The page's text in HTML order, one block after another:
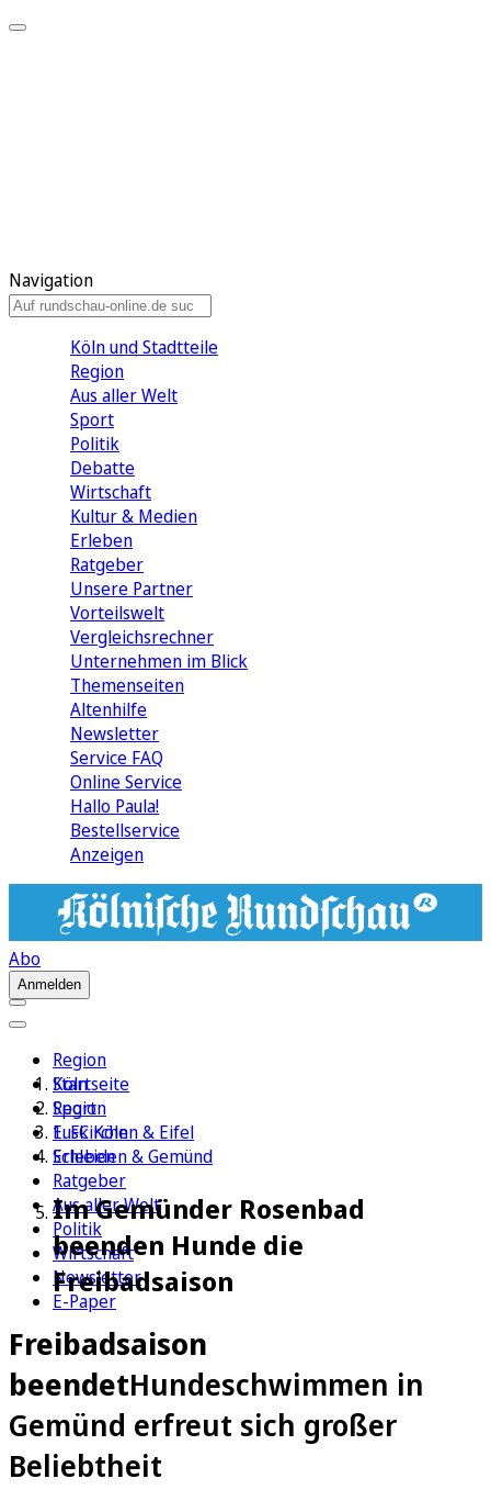
Navigation
Köln und Stadtteile
Region
Aus aller Welt
Sport
Politik
Debatte
Wirtschaft
Kultur & Medien
Erleben
Ratgeber
Unsere Partner
Vorteilswelt
Vergleichsrechner
Unternehmen im Blick
Themenseiten
Altenhilfe
Newsletter
Service FAQ
Online Service
Hallo Paula!
Bestellservice
Anzeigen
Abo
Anmelden
Region
Köln
Sport
1. FC Köln
Erleben
Ratgeber
Aus aller Welt
Politik
Wirtschaft
Newsletter
E-Paper
Startseite
Region
Euskirchen & Eifel
Schleiden & Gemünd
Im Gemünder Rosenbad
beenden Hunde die
Freibadsaison
Freibadsaison
beendetHundeschwimmen in
Gemünd erfreut sich großer
Beliebtheit